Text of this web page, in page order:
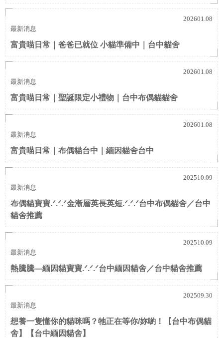
202601.08
最新消息
富貴喵日常｜爸爸已就位 小貓準備中｜台中貓舍
202601.08
最新消息
富貴喵日常｜聖誕限定小禮物｜台中布偶貓貓舍
202601.08
最新消息
富貴喵日常｜布偶貓台中｜緬因貓舍台中
202510.09
最新消息
布偶貓寶寶.ᐟ.ᐟ.ᐟ金漸層英長英短.ᐟ.ᐟ.ᐟ台中布偶貓舍／台中
貓舍推薦
202510.09
最新消息
熱騰騰—緬因貓寶寶.ᐟ.ᐟ.ᐟ台中緬因貓舍／台中貓舍推薦
202509.30
最新消息
想養一隻懂你的貓咪嗎？牠正在等你/妳喲！【台中布偶貓
舍】【台中緬因貓舍】